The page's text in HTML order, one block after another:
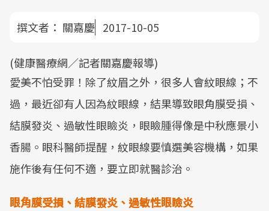
撰文者： 關嘉慶 2017-10-05
(健康醫療網／記者關嘉慶報導)
愛美不怕受罪！除了紋眉之外，很多人會紋眼線；不
過，最近卻有人因為紋眼線，結果導致眼角膜受損、
結膜發炎、過敏性眼瞼炎，眼瞼腫得像是中秋應景小
香腸。眼科醫師提醒，紋眼線要慎選美容機構，如果
施作後有任何不適，要立即就醫診治。
眼角膜受損、結膜發炎、過敏性眼瞼炎